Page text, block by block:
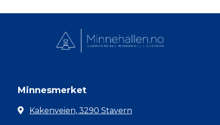
Minnesmerket
Kakenveien, 3290 Stavern